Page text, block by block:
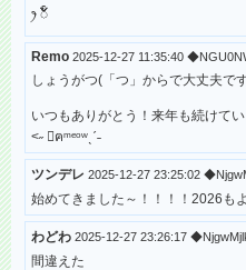
ꫂ ၴႅၴ
Remo 2025-12-27 11:35:40
しょうがつ(「つ」からで大丈夫で
いつもありがとう！来年も続けて
˂˶ ᳐ฅᵐᵉᵒʷˎˊ˗
ツンデレ 2025-12-27 23:25:02
始めてきました～！！！！2026も
わどわ 2025-12-27 23:26:17
間違えた